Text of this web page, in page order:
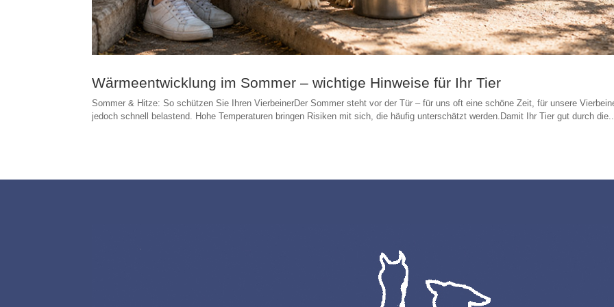
Wärmeentwicklung im Sommer – wichtige Hinweise für Ihr Tier
Sommer & Hitze: So schützen Sie Ihren VierbeinerDer Sommer steht vor der Tür – für uns oft eine schöne Zeit, für unsere
jedoch schnell belastend. Hohe Temperaturen bringen Risiken mit sich, die häufig unterschätzt werden.Damit Ihr Tier gut durch